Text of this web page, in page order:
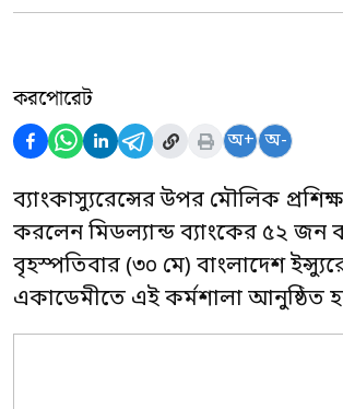
করপোরেট
অ+ অ-
ব্যাংকাস্যুরেন্সের উপর মৌলিক
করলেন মিডল্যান্ড ব্যাংকের ৫২ জন
বৃহস্পতিবার (৩০ মে) বাংলাদেশ
একাডেমীতে এই কর্মশালা আনুষ্ঠিত